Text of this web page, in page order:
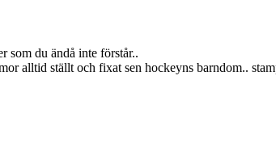
som du ändå inte förstår..
alltid ställt och fixat sen hockeyns barndom..